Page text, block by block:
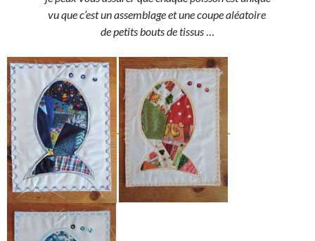
vu que c’est un assemblage et une coupe aléatoire
de petits bouts de tissus